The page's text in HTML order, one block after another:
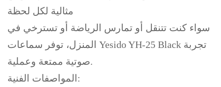
مثالية لكل لحظة
سواء كنت تتنقل أو تمارس الرياضة أو تسترخي في
المنزل، توفر سماعات Yesido YH-25 Black تجربة
صوتية ممتعة وعملية.
المواصفات الفنية: